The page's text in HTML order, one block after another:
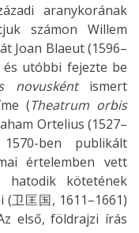
aranykorának
számon Willem
Joan Blaeut (1596–
és utóbbi fejezte be
novuskéntismert
(Theatrum orbis
Ortelius (1527–
ben publikált
értelemben vett
hatodik kötetének
卫匡国, 1611–1661)
első, földrajzi írás